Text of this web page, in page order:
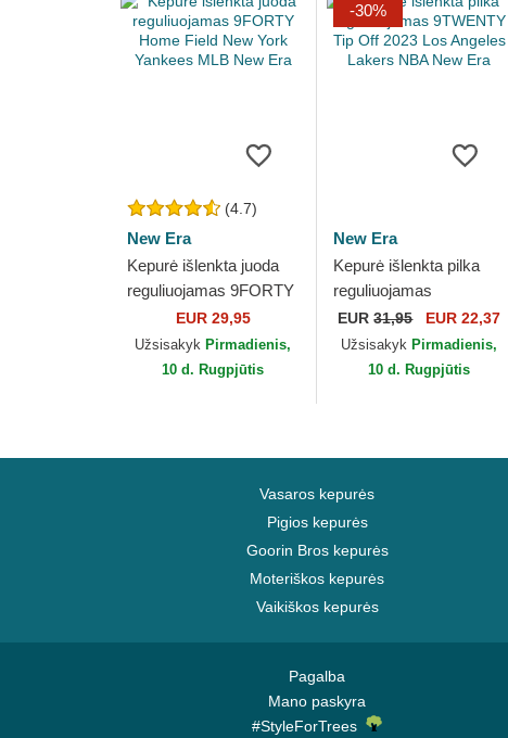
(4.7)
New Era
Kepurė išlenkta juoda
reguliuojamas 9FORTY
Home Field New York
Yankees MLB New Era
EUR 29,95
Užsisakyk Pirmadienis,
10 d. Rugpjūtis
-30%
New Era
Kepurė išlenkta pilka
reguliuojamas
9TWENTY Tip Off 2023
Los Angeles Lakers
NBA New Era
EUR31,95 EUR 22,37
Užsisakyk Pirmadienis,
10 d. Rugpjūtis
Vasaros kepurės
Pigios kepurės
Goorin Bros kepurės
Moteriškos kepurės
Vaikiškos kepurės
Pagalba
Mano paskyra
#StyleForTrees